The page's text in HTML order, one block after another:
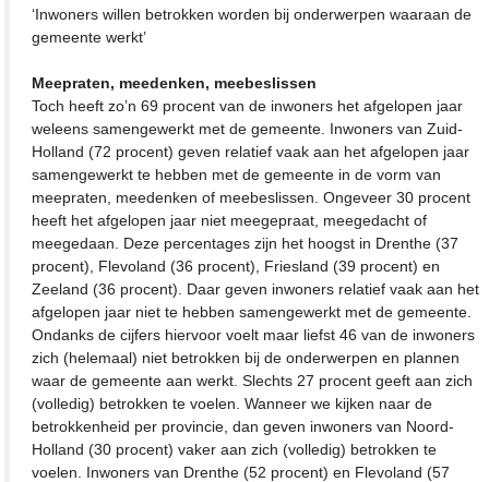
‘Inwoners willen betrokken worden bij onderwerpen waaraan de
gemeente werkt’
Meepraten, meedenken, meebeslissen
Toch heeft zo’n 69 procent van de inwoners het afgelopen jaar
weleens samengewerkt met de gemeente. Inwoners van Zuid-
Holland (72 procent) geven relatief vaak aan het afgelopen jaar
samengewerkt te hebben met de gemeente in de vorm van
meepraten, meedenken of meebeslissen. Ongeveer 30 procent
heeft het afgelopen jaar niet meegepraat, meegedacht of
meegedaan. Deze percentages zijn het hoogst in Drenthe (37
procent), Flevoland (36 procent), Friesland (39 procent) en
Zeeland (36 procent). Daar geven inwoners relatief vaak aan het
afgelopen jaar niet te hebben samengewerkt met de gemeente.
Ondanks de cijfers hiervoor voelt maar liefst 46 van de inwoners
zich (helemaal) niet betrokken bij de onderwerpen en plannen
waar de gemeente aan werkt. Slechts 27 procent geeft aan zich
(volledig) betrokken te voelen. Wanneer we kijken naar de
betrokkenheid per provincie, dan geven inwoners van Noord-
Holland (30 procent) vaker aan zich (volledig) betrokken te
voelen. Inwoners van Drenthe (52 procent) en Flevoland (57